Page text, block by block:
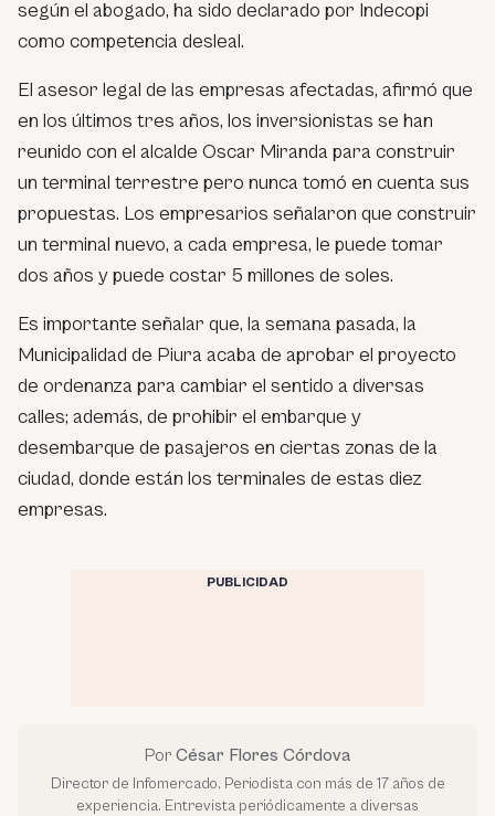
según el abogado, ha sido declarado por Indecopi
como competencia desleal.
El asesor legal de las empresas afectadas, afirmó que
en los últimos tres años, los inversionistas se han
reunido con el alcalde Oscar Miranda para construir
un terminal terrestre pero nunca tomó en cuenta sus
propuestas. Los empresarios señalaron que construir
un terminal nuevo, a cada empresa, le puede tomar
dos años y puede costar 5 millones de soles.
Es importante señalar que, la semana pasada, la
Municipalidad de Piura acaba de aprobar el proyecto
de ordenanza para cambiar el sentido a diversas
calles; además, de prohibir el embarque y
desembarque de pasajeros en ciertas zonas de la
ciudad, donde están los terminales de estas diez
empresas.
PUBLICIDAD
Por César Flores Córdova
Director de Infomercado. Periodista con más de 17 años de
experiencia. Entrevista periódicamente a diversas